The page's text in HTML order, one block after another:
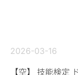
2026-03-16
【空】 技能検定